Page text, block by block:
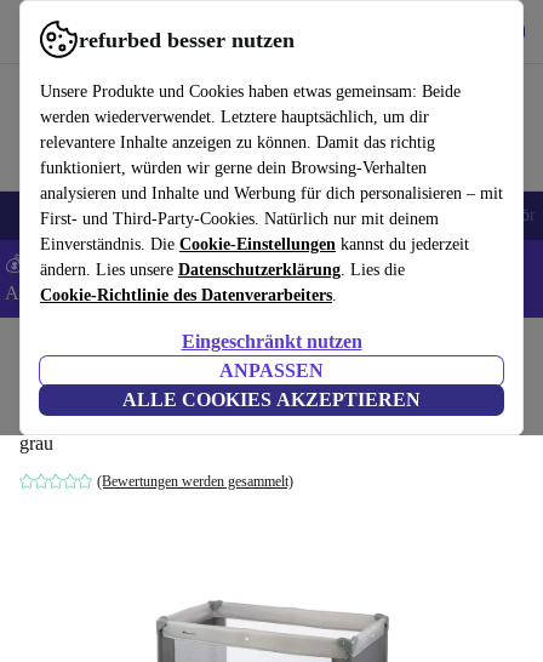
refurbed besser nutzen
Unsere Produkte und Cookies haben etwas gemeinsam: Beide
werden wiederverwendet. Letztere hauptsächlich, um dir
relevantere Inhalte anzeigen zu können. Damit das richtig
funktioniert, würden wir gerne dein Browsing-Verhalten
analysieren und Inhalte und Werbung für dich personalisieren – mit
First- und Third-Party-Cookies. Natürlich nur mit deinem
Einverständnis. Die Cookie-Einstellungen kannst du jederzeit
ändern. Lies unsere Datenschutzerklärung. Lies die
Cookie-Richtlinie des Datenverarbeiters.
Eingeschränkt nutzen
ANPASSEN
ALLE COOKIES AKZEPTIEREN
refurbed schnell und einfach nutzen
🎒 Back to school Handys Laptops Tablets Smartwatches Zubehör
💰 Extra -8% auf Samsung- und Google-Smartphones - Code:
ANDROID8 -AGB
Kinderbetten Kinderreisebetten
Bebeconfort Soft Dreams Kinderreisebett
grau
(Bewertungen werden gesammelt)